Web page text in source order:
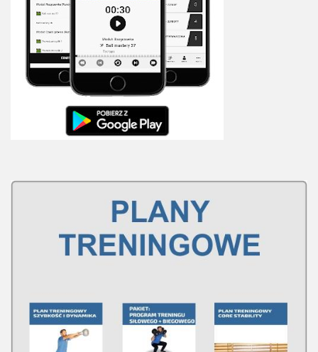
Kontakt
O nas
Od autorów
Kontakt